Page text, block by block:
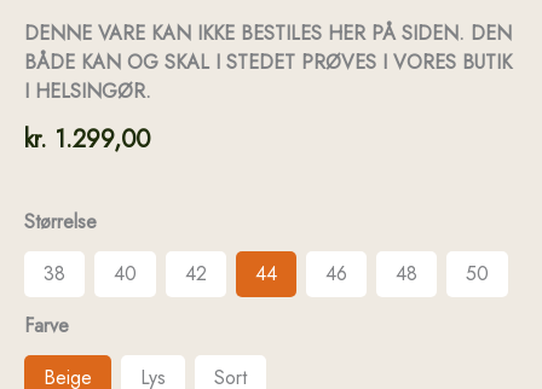
DENNE VARE KAN IKKE BESTILES HER PÅ SIDEN. DEN
BÅDE KAN OG SKAL I STEDET PRØVES I VORES BUTIK
I HELSINGØR.
kr. 1.299,00
Størrelse
38
40 42 44 46 48
50
Farve
Beige
Lys Sort